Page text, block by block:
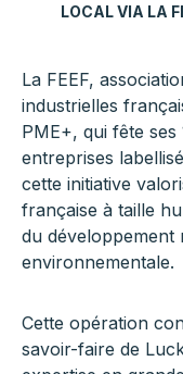
LOCAL VIA LA
La FEEF,
industrielles
PME+, qui fête ses
entreprises
cette initiative
française à taille
du développement
environnementale.
Cette opération
savoir-faire de